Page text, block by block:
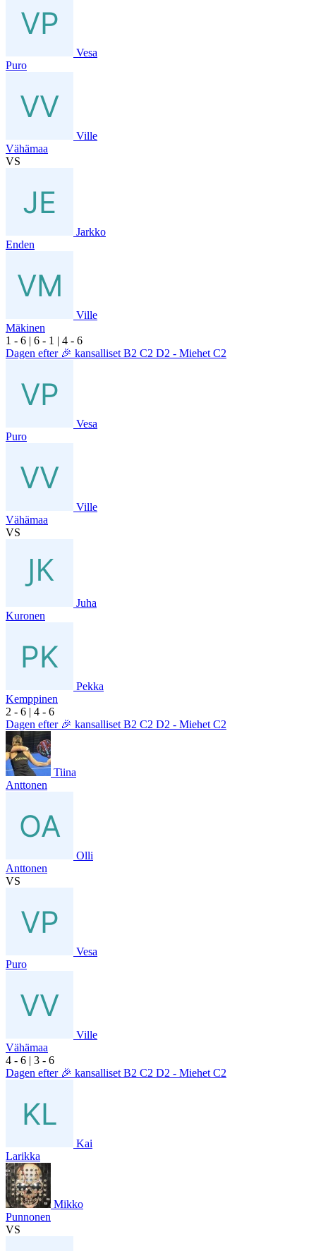
Vesa
Puro
Ville
Vähämaa
VS
Jarkko
Enden
Ville
Mäkinen
1 - 6 | 6 - 1 | 4 - 6
Dagen efter 🎉 kansalliset B2 C2 D2 - Miehet C2
Vesa
Puro
Ville
Vähämaa
VS
Juha
Kuronen
Pekka
Kemppinen
2 - 6 | 4 - 6
Dagen efter 🎉 kansalliset B2 C2 D2 - Miehet C2
Tiina
Anttonen
Olli
Anttonen
VS
Vesa
Puro
Ville
Vähämaa
4 - 6 | 3 - 6
Dagen efter 🎉 kansalliset B2 C2 D2 - Miehet C2
Kai
Larikka
Mikko
Punnonen
VS